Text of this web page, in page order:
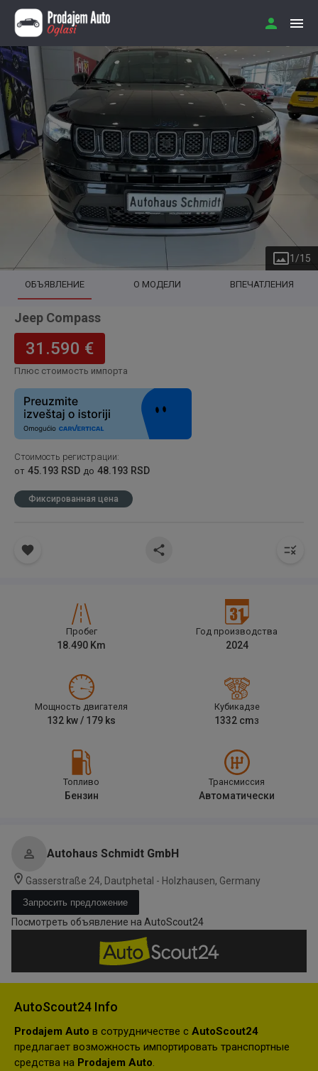
1 /15
ОБЪЯВЛЕНИЕ О МОДЕЛИ ВПЕЧАТЛЕНИЯ
Jeep Compass
31.590 €
Плюс стоимость импорта
Стоимость регистрации:
от 45.193 RSD до 48.193 RSD
Фиксированная цена
Пробег
18.490 Km
Год производства
2024
Мощность двигателя
132 kw / 179 ks
Кубикадзе
1332 cm3
Топливо
Бензин
Трансмиссия
Автоматически
Autohaus Schmidt GmbH
Gasserstraße 24, Dautphetal - Holzhausen, Germany
Запросить предложение
Посмотреть объявление на AutoScout24
AutoScout24 Info
Prodajem Auto в сотрудничестве с AutoScout24
предлагает возможность импортировать транспортные
средства на Prodajem Auto.